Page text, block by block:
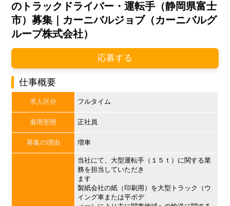
のトラックドライバー・運転手（静岡県富士
市）募集｜カーニバルジョブ（カーニバルグ
ループ株式会社）
応募する
仕事概要
求人区分 フルタイム
雇用形態 正社員
募集の理由 増車
当社にて、大型運転手（１５ｔ）に関する業
務を担当していただき
ます
製紙会社の紙（印刷用）を大型トラック（ウ
イング車または平ボデ